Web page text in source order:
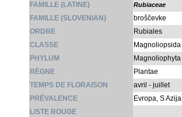
FAMILLE (LATINE) Rubiaceae
FAMILLE (SLOVENIAN)
broščevke
ORDRE
Rubiales
CLASSE
Magnoliopsida
PHYLUM
Magnoliophyta
RÈGNE
Plantae
TEMPS DE FLORAISON
avril - juillet
PRÉVALENCE
Evropa, S Azija
LISTE ROUGE